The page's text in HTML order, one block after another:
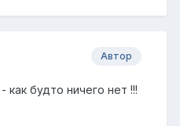
Автор
будто ничего нет !!!